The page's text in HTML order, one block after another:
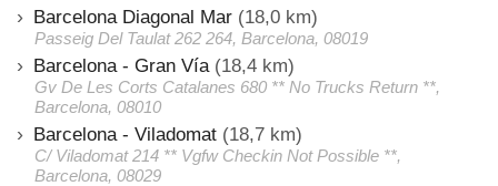
Barcelona Diagonal Mar (18,0 km)
Passeig Del Taulat 262 264, Barcelona, 08019
Barcelona - Gran Vía (18,4 km)
Gv De Les Corts Catalanes 680 ** No Trucks Return **,
Barcelona, 08010
Barcelona - Viladomat (18,7 km)
C/ Viladomat 214 ** Vgfw Checkin Not Possible **,
Barcelona, 08029